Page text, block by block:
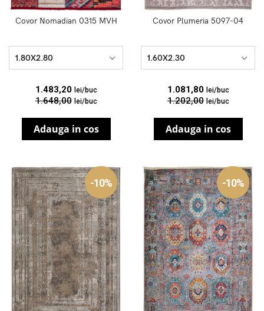
Covor Nomadian 0315 MVH
1.80X2.80
1.483,20 lei/buc
1.648,00 lei/buc
Adauga in cos
Covor Plumeria 5097-04
1.60X2.30
1.081,80 lei/buc
1.202,00 lei/buc
Adauga in cos
-10% -10%